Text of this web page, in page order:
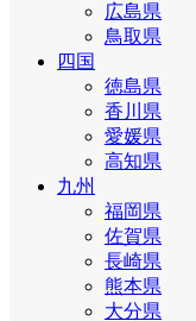
広島県
鳥取県
四国
徳島県
香川県
愛媛県
高知県
九州
福岡県
佐賀県
長崎県
熊本県
大分県